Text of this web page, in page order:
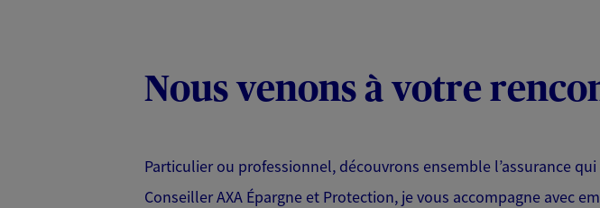
Nous venons à votre
Particulier ou professionnel, découvrons ensemble l’assurance
Conseiller AXA Épargne et Protection, je vous accompagne avec